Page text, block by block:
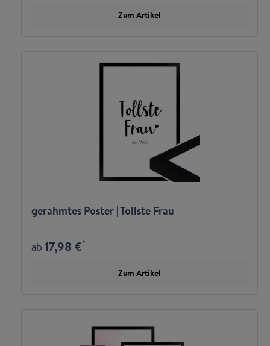
Zum Artikel
gerahmtes Poster | Tollste Frau
ab17,98 €*
Zum Artikel